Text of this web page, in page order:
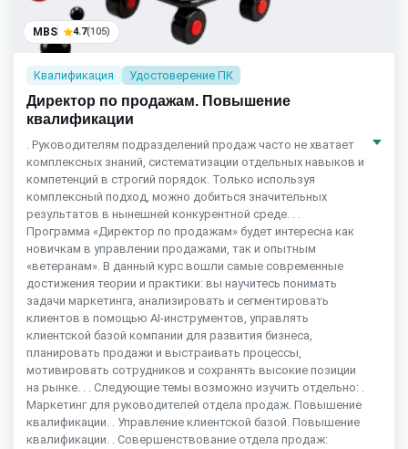
MBS 4.7(105)
Квалификация Удостоверение ПК
Директор по продажам. Повышение
квалификации
. Руководителям подразделений продаж часто не хватает
комплексных знаний, систематизации отдельных навыков и
компетенций в строгий порядок. Только используя
комплексный подход, можно добиться значительных
результатов в нынешней конкурентной среде. . .
Программа «Директор по продажам» будет интересна как
новичкам в управлении продажами, так и опытным
«ветеранам». В данный курс вошли самые современные
достижения теории и практики: вы научитесь понимать
задачи маркетинга, анализировать и сегментировать
клиентов в помощью AI-инструментов, управлять
клиентской базой компании для развития бизнеса,
планировать продажи и выстраивать процессы,
мотивировать сотрудников и сохранять высокие позиции
на рынке. . . Следующие темы возможно изучить отдельно: .
Маркетинг для руководителей отдела продаж. Повышение
квалификации. . Управление клиентской базой. Повышение
квалификации. . Совершенствование отдела продаж: